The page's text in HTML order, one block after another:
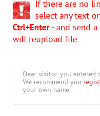
If there are no
select any text
Ctrl+Enter- and send
will reupload file.
Dear visitor, you entered
We recommend you
your own name.